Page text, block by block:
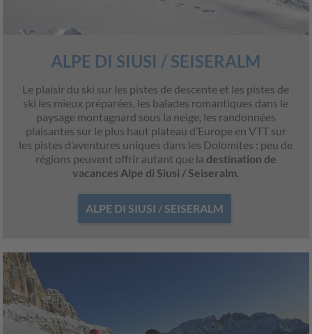
ALPE DI SIUSI / SEISERALM
Le plaisir du ski sur les pistes de descente et les pistes de
ski les mieux préparées, les balades romantiques dans le
paysage montagnard sous la neige, les randonnées
plaisantes sur le plus haut plateau d’Europe en VTT sur
les pistes d’aventures uniques dans les Dolomites : peu de
régions peuvent offrir autant que la destination de
vacances Alpe di Siusi / Seiseralm
ALPE DI SIUSI / SEISERALM